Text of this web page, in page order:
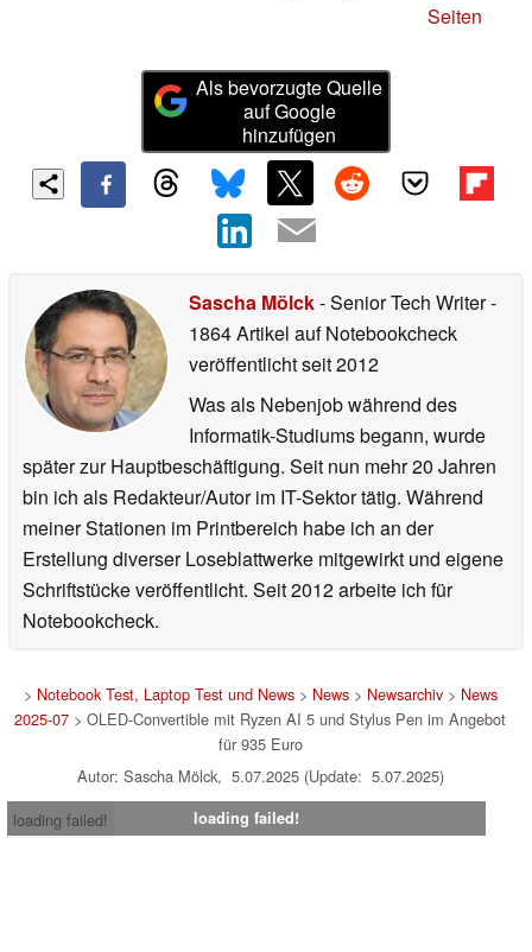
Seiten
Als bevorzugte Quelle
auf Google
hinzufügen
Sascha Mölck- Senior Tech Writer-
1864 Artikel auf Notebookcheck
veröffentlichtseit 2012
Was als Nebenjob während des
Informatik-Studiums begann, wurde
später zur Hauptbeschäftigung. Seit nun mehr 20 Jahren
bin ich als Redakteur/Autor im IT-Sektor tätig. Während
meiner Stationen im Printbereich habe ich an der
Erstellung diverser Loseblattwerke mitgewirkt und eigene
Schriftstücke veröffentlicht. Seit 2012 arbeite ich für
Notebookcheck.
> Notebook Test, Laptop Test und News> News> Newsarchiv> News
2025-07 > OLED-Convertible mit Ryzen AI 5 und Stylus Pen im Angebot
für 935 Euro
Autor: Sascha Mölck, 5.07.2025 (Update: 5.07.2025)
loading failed!
loading failed!